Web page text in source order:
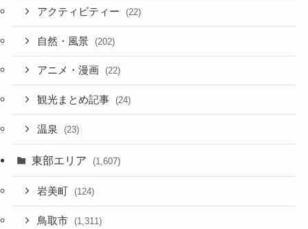
アクティビティー (22)
自然・風景 (202)
アニメ・漫画 (22)
観光まとめ記事 (24)
温泉 (23)
東部エリア (1,607)
岩美町 (124)
鳥取市 (1,311)